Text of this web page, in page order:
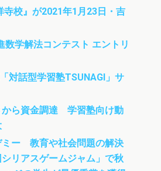
寺校』が2021年1月23日・吉
学解法コンテスト エントリ
対話型学習塾TSUNAGI」サ
から資金調達 学習塾向け動
ミー 教育や社会問題の解決
リアスゲームジャム」で秋